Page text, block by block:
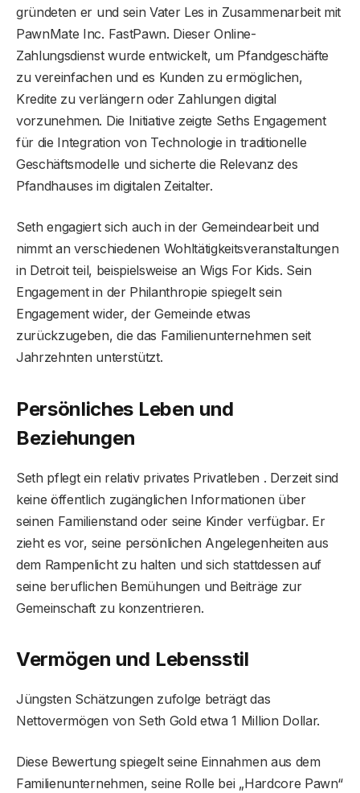
gründeten er und sein Vater Les in Zusammenarbeit mit
PawnMate Inc. FastPawn. Dieser Online-
Zahlungsdienst wurde entwickelt, um Pfandgeschäfte
zu vereinfachen und es Kunden zu ermöglichen,
Kredite zu verlängern oder Zahlungen digital
vorzunehmen. Die Initiative zeigte Seths Engagement
für die Integration von Technologie in traditionelle
Geschäftsmodelle und sicherte die Relevanz des
Pfandhauses im digitalen Zeitalter.
Seth engagiert sich auch in der Gemeindearbeit und
nimmt an verschiedenen Wohltätigkeitsveranstaltungen
in Detroit teil, beispielsweise an Wigs For Kids. Sein
Engagement in der Philanthropie spiegelt sein
Engagement wider, der Gemeinde etwas
zurückzugeben, die das Familienunternehmen seit
Jahrzehnten unterstützt.
Persönliches Leben und
Beziehungen
Seth pflegt ein relativ privates Privatleben . Derzeit sind
keine öffentlich zugänglichen Informationen über
seinen Familienstand oder seine Kinder verfügbar. Er
zieht es vor, seine persönlichen Angelegenheiten aus
dem Rampenlicht zu halten und sich stattdessen auf
seine beruflichen Bemühungen und Beiträge zur
Gemeinschaft zu konzentrieren.
Vermögen und Lebensstil
Jüngsten Schätzungen zufolge beträgt das
Nettovermögen von Seth Gold etwa 1 Million Dollar.
Diese Bewertung spiegelt seine Einnahmen aus dem
Familienunternehmen, seine Rolle bei „Hardcore Pawn“